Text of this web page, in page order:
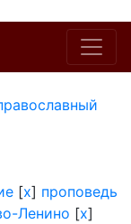
[x] проповедь
Ленино [x]